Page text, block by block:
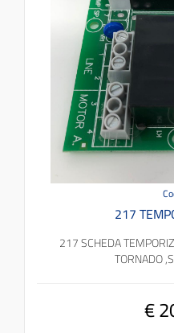
217
217 SCHEDA
TORNADO
€